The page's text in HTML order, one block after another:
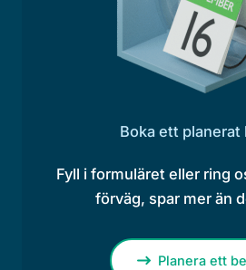
Boka ett planerat
Fyll i formuläret eller ring
förväg, spar mer än
Planera ett